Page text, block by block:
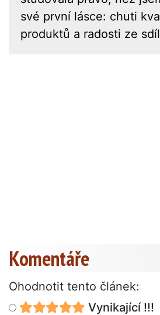
své první lásce: chuti
produktů a radosti ze
Komentáře
Ohodnotit tento článek:
Vynikající !!!